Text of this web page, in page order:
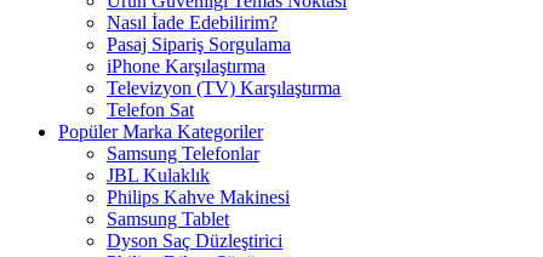
Nasıl İade Edebilirim?
Pasaj Sipariş Sorgulama
iPhone Karşılaştırma
Televizyon (TV) Karşılaştırma
Telefon Sat
Popüler Marka Kategoriler
Samsung Telefonlar
JBL Kulaklık
Philips Kahve Makinesi
Samsung Tablet
Dyson Saç Düzleştirici